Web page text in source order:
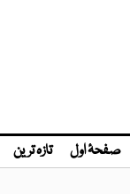
صفحۂ اول تازہ ترین